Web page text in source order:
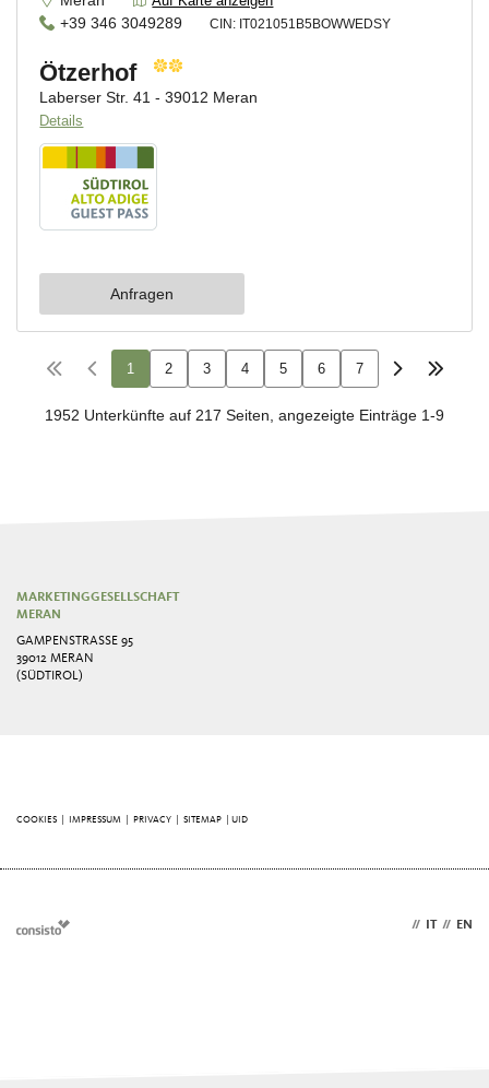
MARKETINGGESELLSCHAFT
MERAN
GAMPENSTRASSE 95
39012 MERAN
(SÜDTIROL)
COOKIES IMPRESSUM |PRIVACY |SITEMAP | UID
// IT // EN